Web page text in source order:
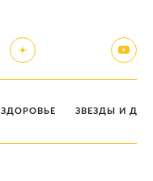
ЗДОРОВЬЕ ЗВЕЗДЫ И